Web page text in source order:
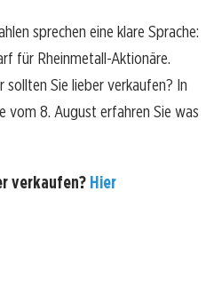
sprechen eine klare Sprache:
für Rheinmetall-Aktionäre.
sollten Sie lieber verkaufen? In
vom 8. August erfahren Sie was
verkaufen? Hier